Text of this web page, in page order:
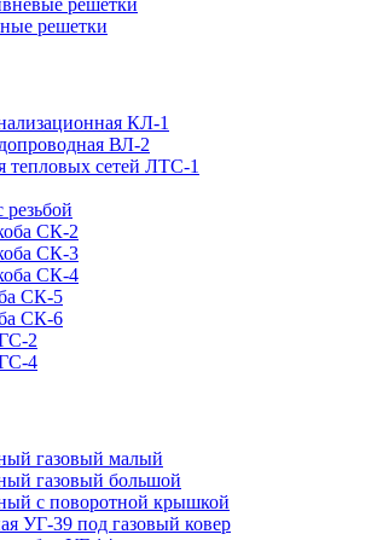
решетки
решетки
КЛ-1
ВЛ-2
тепловых сетей ЛТС-1
СК-2
СК-3
СК-4
СК-5
СК-6
2
4
газовый малый
газовый большой
с поворотной крышкой
УГ-39 под газовый ковер